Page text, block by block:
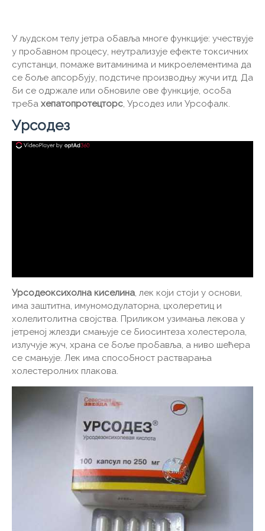
У људском телу јетра обавља многе функције: учествује
у пробавном процесу, неутрализује ефекте токсичних
супстанци, помаже витаминима и микроелементима да
се боље апсорбују, подстиче производњу жучи итд. Да
би се одржале или обновиле ове функције, особа
треба хепатопротецторс, Урсодез или Урсофалк.
Урсодез
Урсодеоксихолна киселина , лек који стоји у основи,
има заштитна, имуномодулаторна, цхолеретиц и
холелитолитна својства. Приликом узимања лекова у
јетреној жлезди смањује се биосинтеза холестерола,
излучује жуч, храна се боље пробавља, а ниво шећера
се смањује. Лек има способност растварања
холестеролних плакова.